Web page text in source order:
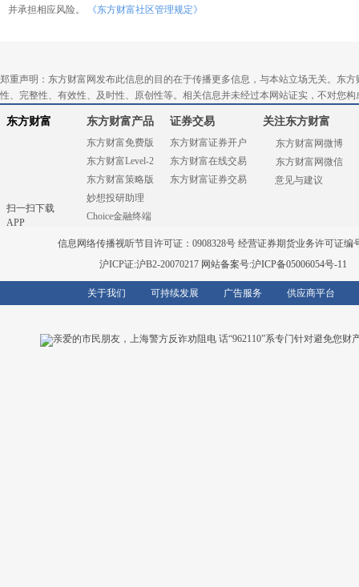
并承担相应风险。
《东方财富社区管理规定》
郑重声明：东方财富网发布此信息的目的在于传播更多信息，与本站立场无关。东
性、完整性、有效性、及时性、原创性等。相关信息并未经过本网站证实，不对您
东方财富
扫一扫下载
APP
东方财富产品
东方财富免费版
东方财富Level-2
东方财富策略版
妙想投研助理
Choice金融终端
证券交易
东方财富证券开户
东方财富在线交易
东方财富证券交易
关注东方财富
东方财富网微博
东方财富网微信
意见与建议
信息网络传播视听节目许可证：0908328号 经营证券期货业务许可证编
沪ICP证:沪B2-20070217 网站备案号:沪ICP备05006054号-11
关于我们 可持续发展 广告服务 供应商平台